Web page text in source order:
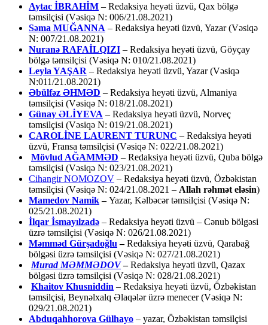
Aytac İBRAHİM – Redaksiya heyəti üzvü, Qax bölgə
təmsilçisi (Vəsiqə N: 006/21.08.2021)
Səma MUĞANNA – Redaksiya heyəti üzvü, Yazar (Vəsiqə
N: 007/21.08.2021)
Nuranə RAFAİLQIZI – Redaksiya heyəti üzvü, Göyçay
bölgə təmsilçisi (Vəsiqə N: 010/21.08.2021)
Leyla YAŞAR – Redaksiya heyəti üzvü, Yazar (Vəsiqə
N:011/21.08.2021)
Əbülfəz ƏHMƏD – Redaksiya heyəti üzvü, Almaniya
təmsilçisi (Vəsiqə N: 018/21.08.2021)
Günay ƏLİYEVA – Redaksiya heyəti üzvü, Norveç
təmsilçisi (Vəsiqə N: 019/21.08.2021)
CAROLİNE LAURENT TURUNC – Redaksiya heyəti
üzvü, Fransa təmsilçisi (Vəsiqə N: 022/21.08.2021)
Mövlud AĞAMMƏD – Redaksiya heyəti üzvü, Quba bölgə
təmsilçisi (Vəsiqə N: 023/21.08.2021)
Cihangir NOMOZOV – Redaksiya heyəti üzvü, Özbəkistan
təmsilçisi (Vəsiqə N: 024/21.08.2021 – Allah rəhmət eləsin)
Mamedov Namik–Yazar, Kəlbəcər təmsilçisi (Vəsiqə N:
025/21.08.2021)
İlqar İsmayılzadə – Redaksiya heyəti üzvü – Cənub bölgəsi
üzrə təmsilçisi (Vəsiqə N: 026/21.08.2021)
Məmməd Gürşadoğlu –Redaksiya heyəti üzvü, Qarabağ
bölgəsi üzrə təmsilçisi (Vəsiqə N: 027/21.08.2021)
Murad MƏMMƏDOV –Redaksiya heyəti üzvü, Qazax
bölgəsi üzrə təmsilçisi (Vəsiqə N: 028/21.08.2021)
Khaitov Khusniddin – Redaksiya heyəti üzvü, Özbəkistan
təmsilçisi, Beynəlxalq Əlaqələr üzrə menecer (Vəsiqə N:
029/21.08.2021)
Abduqahhorova Gülhayo – yazar, Özbəkistan təmsilçisi